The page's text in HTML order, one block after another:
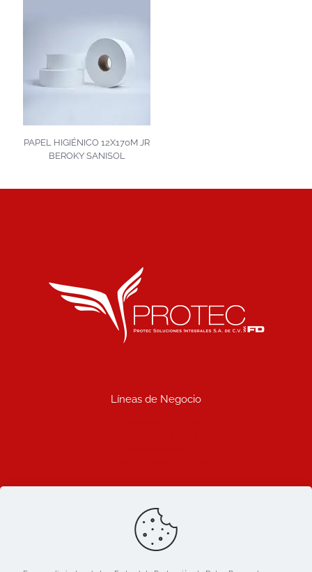
PAPEL HIGIÉNICO 12X170M JR
BEROKY SANISOL
Líneas de Negocio
Ligas de Interes
Blog
Nosotros